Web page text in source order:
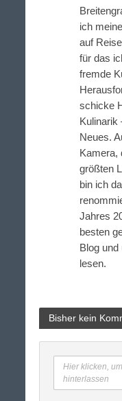
ich
auf
für das
fremde
schicke
Kulinarik
Neues.
Kamera,
größten
bin ich
Jahres
besten
Blog und
lesen.
Bisher kein
Hier klicken,
hinterlassen